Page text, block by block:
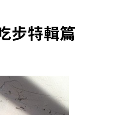
步特輯篇